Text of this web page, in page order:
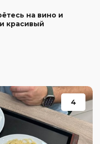
4
на вино и
красивый